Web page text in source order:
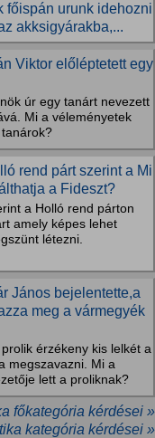
főispán urunk idehozni
akksigyárakba,...
Viktor előléptetett egy
úr egy tanárt nevezett
Mi a véleményetek
rend párt szerint a Mi
a Fideszt?
a Holló rend párton
amely képes lehet
létezni.
János bejelentette,a
meg a vármegyék
érzékeny kis lelkét a
megszavazni. Mi a
lett a proliknak?
főkategória kérdései »
kategória kérdései »